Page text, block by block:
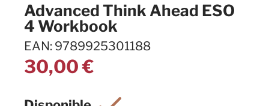
Advanced Think Ahead ESO
4 Workbook
EAN: 9789925301188
30,00€